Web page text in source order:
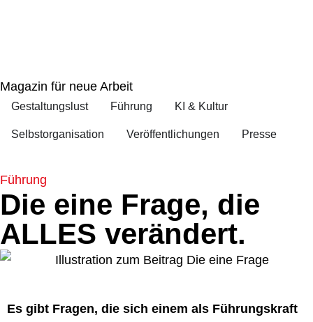
Magazin für neue Arbeit
Gestaltungslust Führung KI & Kultur
Selbstorganisation Veröffentlichungen Presse
Führung
Die eine Frage, die
ALLES verändert.
Es gibt Fragen, die sich einem als Führungskraft